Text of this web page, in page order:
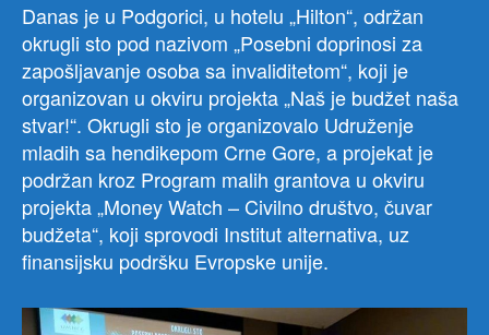
Danas je u Podgorici, u hotelu „Hilton“, održan
okrugli sto pod nazivom „Posebni doprinosi za
zapošljavanje osoba sa invaliditetom“, koji je
organizovan u okviru projekta „Naš je budžet naša
stvar!“. Okrugli sto je organizovalo Udruženje
mladih sa hendikepom Crne Gore, a projekat je
podržan kroz Program malih grantova u okviru
projekta „Money Watch – Civilno društvo, čuvar
budžeta“, koji sprovodi Institut alternativa, uz
finansijsku podršku Evropske unije.